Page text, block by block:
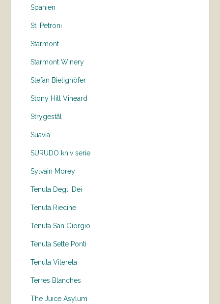
Spanien
St. Petroni
Starmont
Starmont Winery
Stefan Bietighöfer
Stony Hill Vineard
Strygestål
Suavia
SURUDO kniv serie
Sylvain Morey
Tenuta Degli Dei
Tenuta Riecine
Tenuta San Giorgio
Tenuta Sette Ponti
Tenuta Vitereta
Terres Blanches
The Juice Asylum